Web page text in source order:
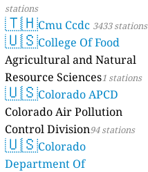
stations
🇹🇭Cmu Ccdc 3433 stations
🇺🇸College Of Food
Agricultural and Natural
Resource Sciences1 stations
🇺🇸Colorado APCD
Colorado Air Pollution
Control Division94 stations
🇺🇸Colorado
Department Of